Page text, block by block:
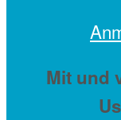
Mit und